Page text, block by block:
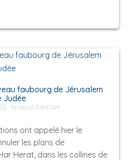
faubourg de Jérusalem
Judée
Arnaud SAYEGH
ont appelé hier le
les plans de
Herat, dans les collines de